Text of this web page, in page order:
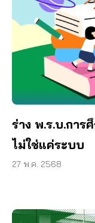
ร่าง พ.ร.บ.การ
ไม่ใช่แค่ระบบ
27 พ.ค. 2568